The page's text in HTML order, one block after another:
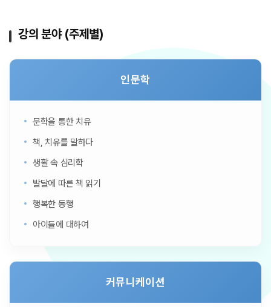
강의 분야 (주제별)
인문학
문학을 통한 치유
책, 치유를 말하다
생활 속 심리학
발달에 따른 책 읽기
행복한 동행
아이들에 대하여
커뮤니케이션